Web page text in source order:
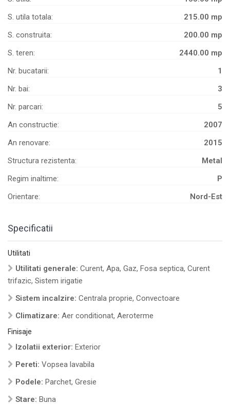
S. utila totala:
215.00 mp
S. construita:
200.00 mp
S. teren:
2440.00 mp
Nr. bucatarii:
1
Nr. bai:
3
Nr. parcari:
5
An constructie:
2007
An renovare:
2015
Structura rezistenta:
Metal
Regim inaltime:
P
Orientare:
Nord-Est
Specificatii
Utilitati
Utilitati generale: Curent, Apa, Gaz, Fosa septica, Curent
trifazic, Sistem irigatie
Sistem incalzire: Centrala proprie, Convectoare
Climatizare: Aer conditionat, Aeroterme
Finisaje
Izolatii exterior: Exterior
Pereti: Vopsea lavabila
Podele: Parchet, Gresie
Stare: Buna